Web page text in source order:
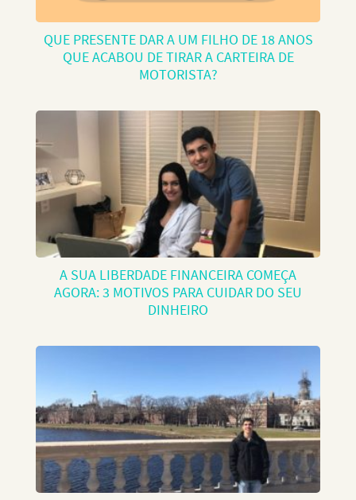
QUE PRESENTE DAR A UM FILHO DE 18 ANOS
QUE ACABOU DE TIRAR A CARTEIRA DE
MOTORISTA?
A SUA LIBERDADE FINANCEIRA COMEÇA
AGORA: 3 MOTIVOS PARA CUIDAR DO SEU
DINHEIRO